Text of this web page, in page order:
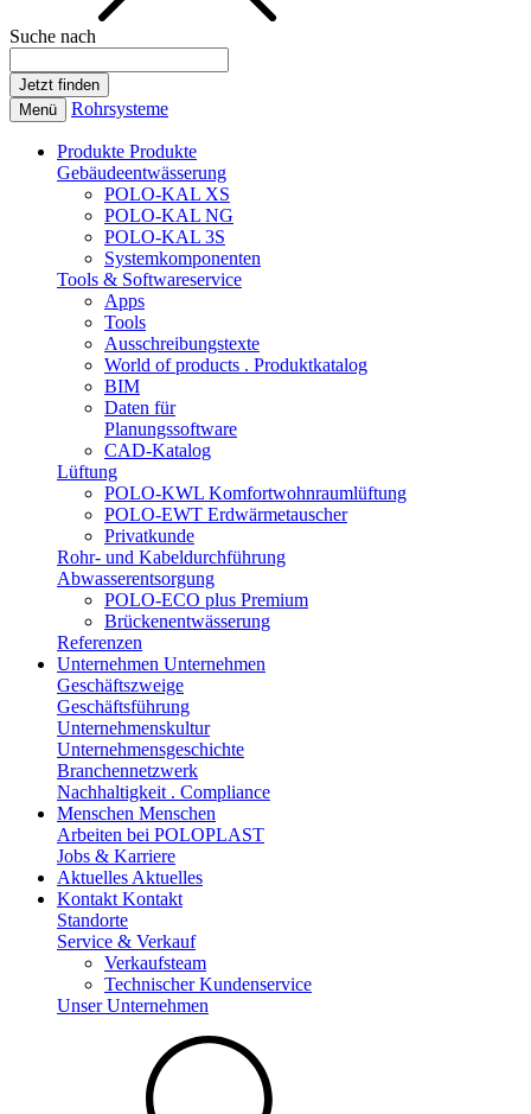
Suche nach
Menü Rohrsysteme
Produkte Produkte
Gebäudeentwässerung
POLO-KAL XS
POLO-KAL NG
POLO-KAL 3S
Systemkomponenten
Tools & Softwareservice
Apps
Tools
Ausschreibungstexte
World of products . Produktkatalog
BIM
Daten für
Planungssoftware
CAD-Katalog
Lüftung
POLO-KWL Komfortwohnraumlüftung
POLO-EWT Erdwärmetauscher
Privatkunde
Rohr- und Kabeldurchführung
Abwasserentsorgung
POLO-ECO plus Premium
Brückenentwässerung
Referenzen
Unternehmen Unternehmen
Geschäftszweige
Geschäftsführung
Unternehmenskultur
Unternehmensgeschichte
Branchennetzwerk
Nachhaltigkeit . Compliance
Menschen Menschen
Arbeiten bei POLOPLAST
Jobs & Karriere
Aktuelles Aktuelles
Kontakt Kontakt
Standorte
Service & Verkauf
Verkaufsteam
Technischer Kundenservice
Unser Unternehmen